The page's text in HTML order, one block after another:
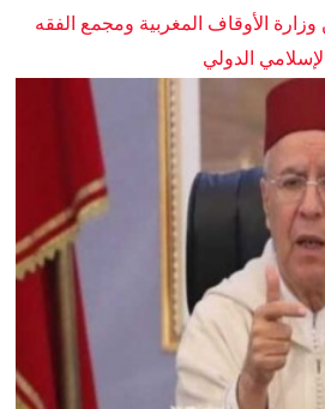
الأوقاف المغربية ومجمع الفقه
الإسلامي الدولي